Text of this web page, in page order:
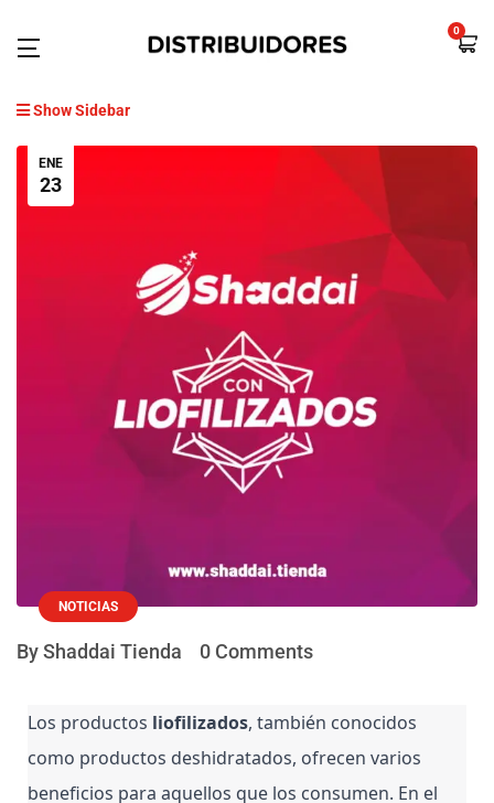
0
Show Sidebar
NOTICIAS
ENE
23
By Shaddai Tienda 0 Comments
Los productos liofilizados, también conocidos
como productos deshidratados, ofrecen varios